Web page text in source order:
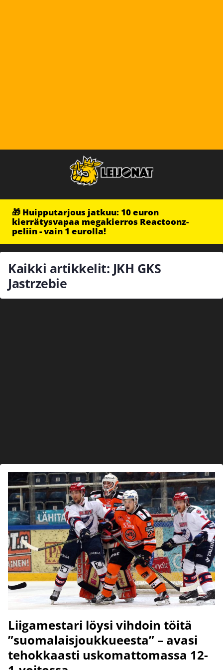
🎁 Huipputarjous jatkuu: 10 euron
kierrätysvapaa megakierros Reactoonz-
peliin - vain 1 eurolla!
Kaikki artikkelit: JKH GKS
Jastrzebie
Liigamestari löysi vihdoin töitä
”suomalaisjoukkueesta” – avasi
tehokkaasti uskomattomassa 12-